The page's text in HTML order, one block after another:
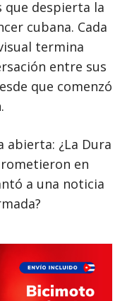
que despierta la
cubana. Cada
termina
entre sus
que comenzó
abierta: ¿La Dura
en
a una noticia